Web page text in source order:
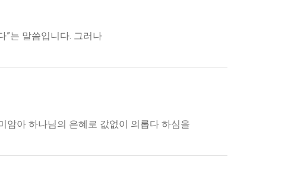
”는 말씀입니다. 그러나
암아 하나님의 은혜로 값없이 의롭다 하심을